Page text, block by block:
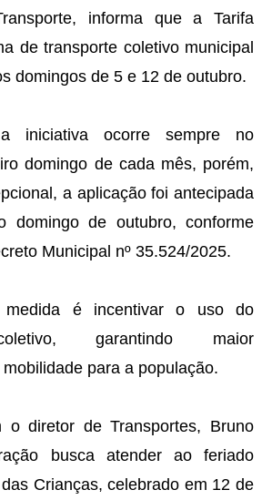
informa que a Tarifa
de transporte coletivo municipal
domingos de 5 e 12 de outubro.
a iniciativa ocorre sempre no
domingo de cada mês, porém,
a aplicação foi antecipada
domingo de outubro, conforme
Municipal nº 35.524/2025.
é incentivar o uso do
garantindo maior
para a população.
o diretor de Transportes, Bruno
busca atender ao feriado
Crianças, celebrado em 12 de